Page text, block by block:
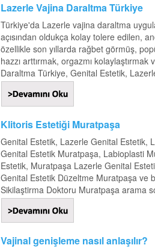
Lazerle Vajina Daraltma Türkiye
Türkiye'da Lazerle vajina daraltma
açısından oldukça kolay tolere edilen,
özellikle son yıllarda rağbet görmüş,
hazzı arttırmak, orgazmı
Daraltma Türkiye, Genital Estetik,
Klitoris Estetiği Muratpaşa
Genital Estetik, Lazerle Genital Estetik,
Genital Estetik Muratpaşa, Labioplasti
Estetik, Muratpaşa Lazerle Genital
Genital Estetik Düzeltme Muratpaşa ve
Sikilaştirma Doktoru Muratpaşa arama
Vajinal genişleme nasıl anlaşılır?